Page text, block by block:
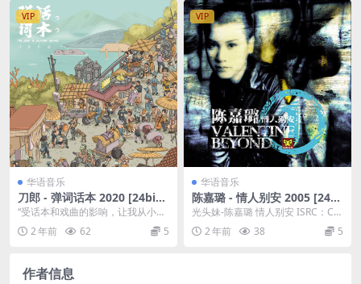
VIP
华语音乐
刀郎 - 弹词话本 2020 [24bit/
48kHz] [Hi-Res Flac 571MB]
“受话本和戏曲的影响，让我从小对
江南就有一种深深的情节，而苏州
符合了我对江南所有...
2 年前 62 5
VIP
华语音乐
陈嘉璐 - 情人别安 2005 [24bi
t/96kHz] [Hi-Res Flac 787M
B]
光头妹-陈嘉璐 情人别安 ISRC：CN
-F28-05-380-00/A.J6 ...
2 年前 38 5
作者信息